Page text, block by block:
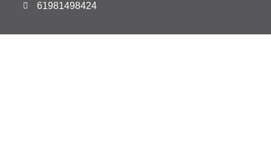
61981498424